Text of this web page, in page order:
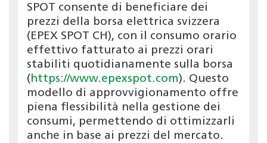
SPOT consente di beneficiare dei
prezzi della borsa elettrica svizzera
(EPEX SPOT CH), con il consumo orario
effettivo fatturato ai prezzi orari
stabiliti quotidianamente sulla borsa
( https://www.epexspot.com). Questo
modello di approvvigionamento offre
piena flessibilità nella gestione dei
consumi, permettendo di ottimizzarli
anche in base ai prezzi del mercato.